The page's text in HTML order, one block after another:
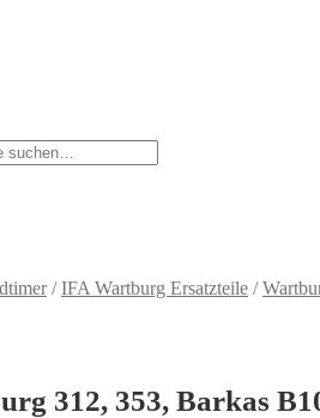
/IFA Wartburg Ersatzteile /
312, 353, Barkas